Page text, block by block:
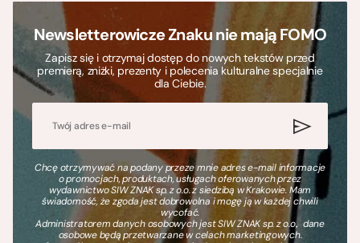
Newsletterowicze Znaku nie mają FOMO
Zapisz się i otrzymaj dostęp do nowych tekstów przed
premierą, zniżki, prezenty i polecenia kulturalne specjalnie
dla Ciebie.
Chcę otrzymywać na podany przeze mnie adres e-mail informacje
o promocjach, produktach, usługach oferowanych przez
wydawnictwo SIW ZNAK sp. z o.o. z siedzibą w Krakowie. Mam
świadomość, że zgoda jest dobrowolna i mogę ją w każdej chwili
wycofać.
Administratorem danych osobowych jest SIW ZNAK sp. z o.o., dane
osobowe będą przetwarzane w celach marketingowych.